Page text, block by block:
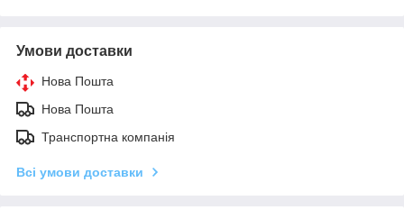
Умови доставки
Нова Пошта
Нова Пошта
Транспортна компанія
Всі умови доставки